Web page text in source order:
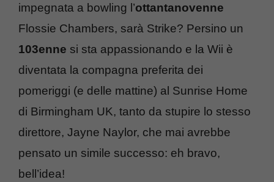
impegnata a bowling l’ottantanovenne
Flossie Chambers, sarà Strike? Persino un
103enne si sta appassionando e la Wii è
diventata la compagna preferita dei
pomeriggi (e delle mattine) al Sunrise Home
di Birmingham UK, tanto da stupire lo stesso
direttore, Jayne Naylor, che mai avrebbe
pensato un simile successo: eh bravo,
bell’idea!